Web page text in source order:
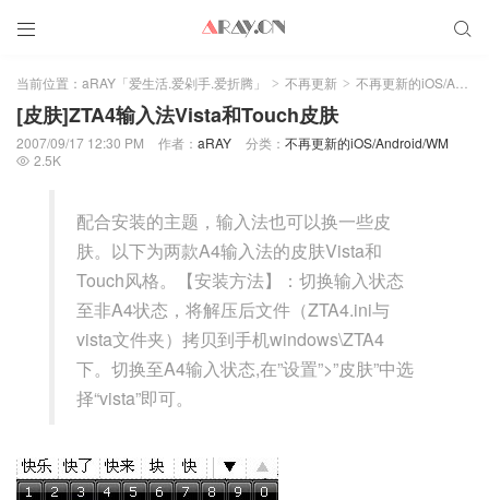
 
当前位置： aRAY「爱生活.爱剁手.爱折腾」 > 不再更新 > 不再更新的iOS/Android/WM
[皮肤]ZTA4输入法Vista和Touch皮肤
2007/09/17 12:30 PM 作者： aRAY 分类： 不再更新的iOS/Android/WM
 2.5K
配合安装的主题，输入法也可以换一些皮
肤。以下为两款A4输入法的皮肤Vista和
Touch风格。【安装方法】：切换输入状态
至非A4状态，将解压后文件（ZTA4.ini与
vista文件夹）拷贝到手机windows\ZTA4
下。切换至A4输入状态,在”设置”>”皮肤”中选
择“vista”即可。